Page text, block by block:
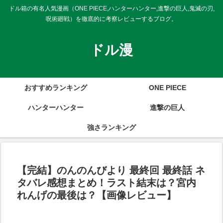
ドル箱の有名人気漫画（ONE PIECE,ハンターハンター,進撃の巨人,鬼滅の刃,
呪術廻戦）を徹底的に考察レビューするブログ。
ドル漫
おすすめランキング ONE PIECE
ハンターハンター 進撃の巨人
強さランキング
【完結】のんのんびより 最終回 最終話 ネ
タバレ感想まとめ！ラスト結末は？宮内
れんげの最後は？【画像レビュー】